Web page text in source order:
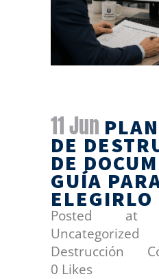
11 Jun
DE
DE
GUÍA
ELEGIRLO
Posted at
Uncategorized
Destrucción
0 Likes